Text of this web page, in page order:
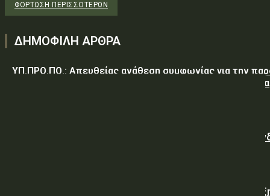
ΦΌΡΤΩΣΗ ΠΕΡΙΣΣΟΤΈΡΩΝ
ΔΗΜΟΦΙΛΗ ΑΡΘΡΑ
ΥΠ.ΠΡΟ.ΠΟ.: Απευθείας ανάθεση συμφωνίας για την
υπηρεσιών κλειδαρά για τη σφράγιση οικίας στα Μέγαρα
Γαλλική «ψήφος εμπιστοσύνης» στην ηλεκτρική
Viohalco: Εκτόξευση 62% στα κέρδη και ισχυρή